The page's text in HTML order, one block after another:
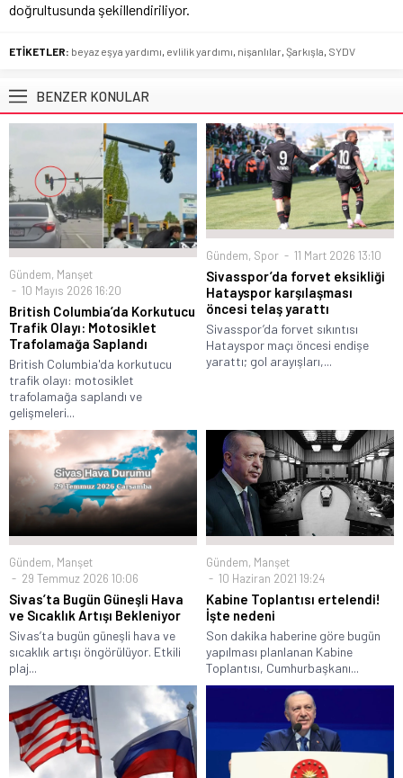
doğrultusunda şekillendiriliyor.
ETİKETLER: beyaz eşya yardımı, evlilik yardımı, nişanlılar, Şarkışla, SYDV
BENZER KONULAR
Gündem, Manşet
10 Mayıs 2026 16:20
British Columbia’da Korkutucu
Trafik Olayı: Motosiklet
Trafolamağa Saplandı
British Columbia'da korkutucu
trafik olayı: motosiklet
trafolamağa saplandı ve
gelişmeleri...
Gündem, Spor 11 Mart 2026 13:10
Sivasspor’da forvet eksikliği
Hatayspor karşılaşması
öncesi telaş yarattı
Sivasspor’da forvet sıkıntısı
Hatayspor maçı öncesi endişe
yarattı; gol arayışları,...
Gündem, Manşet
29 Temmuz 2026 10:06
Sivas’ta Bugün Güneşli Hava
ve Sıcaklık Artışı Bekleniyor
Sivas’ta bugün güneşli hava ve
sıcaklık artışı öngörülüyor. Etkili
plaj...
Gündem, Manşet
10 Haziran 2021 19:24
Kabine Toplantısı ertelendi!
İşte nedeni
Son dakika haberine göre bugün
yapılması planlanan Kabine
Toplantısı, Cumhurbaşkanı...